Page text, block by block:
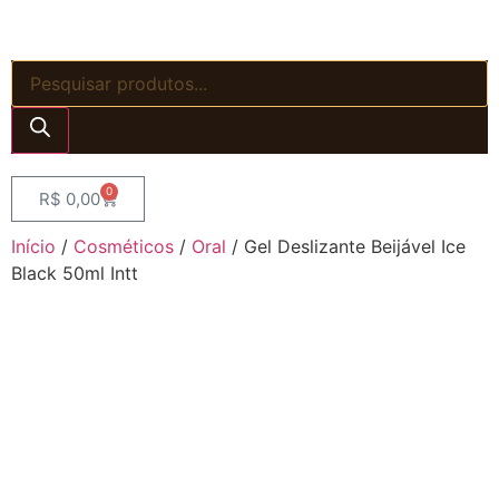
R$ 0,00 0
Início / Cosméticos / Oral / Gel Deslizante Beijável Ice
Black 50ml Intt